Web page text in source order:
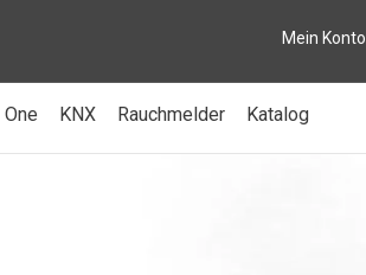
Mein Konto
One KNX Rauchmelder Katalog